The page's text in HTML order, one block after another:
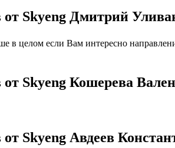
от Skyeng Дмитрий
в целом если Вам интересно
Skyeng Кошерева
Skyeng Авдеев